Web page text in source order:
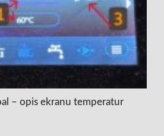
– opis ekranu temperatur